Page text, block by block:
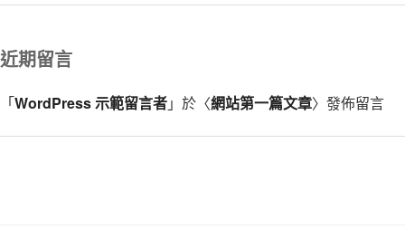
近期留言
「WordPress 示範留言者」於〈網站第一篇文章〉發佈留言